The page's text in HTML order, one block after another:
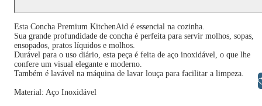
Esta Concha Premium KitchenAid é essencial na cozinha.
Sua grande profundidade de concha é perfeita para servir molhos, sopas,
ensopados, pratos líquidos e molhos.
Durável para o uso diário, esta peça é feita de aço inoxidável, o que lhe
confere um visual elegante e moderno.
Também é lavável na máquina de lavar louça para facilitar a limpeza.
Material: Aço Inoxidável
Libras